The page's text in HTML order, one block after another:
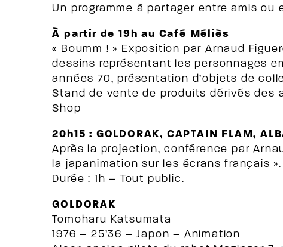
Un programme à partager entre amis ou
À partir de 19h au Café Méliès
« Boumm ! » Exposition par Arnaud
dessins représentant les personnages
années 70, présentation d’objets de
Stand de vente de produits dérivés des
Shop
20h15 : GOLDORAK, CAPTAIN FLAM,
Après la projection, conférence par
la japanimation sur les écrans français ».
Durée : 1h – Tout public.
GOLDORAK
Tomoharu Katsumata
1976 – 25’36 – Japon – Animation